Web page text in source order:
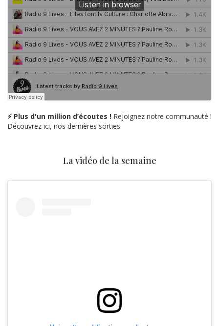
⚡ Plus d'un million d’écoutes ! Rejoignez notre communauté !
Découvrez ici, nos dernières sorties.
La vidéo de la semaine